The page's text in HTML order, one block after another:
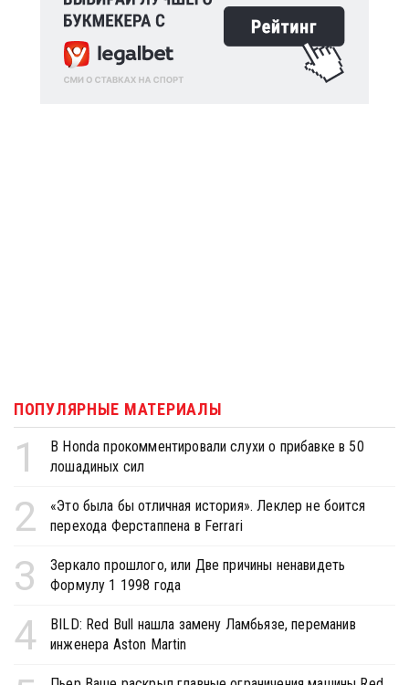
ПОПУЛЯРНЫЕ МАТЕРИАЛЫ
1
В Honda прокомментировали слухи о прибавке в 50
лошадиных сил
2
«Это была бы отличная история». Леклер не боится
перехода Ферстаппена в Ferrari
3
Зеркало прошлого, или Две причины ненавидеть
Формулу 1 1998 года
4
BILD: Red Bull нашла замену Ламбьязе, переманив
инженера Aston Martin